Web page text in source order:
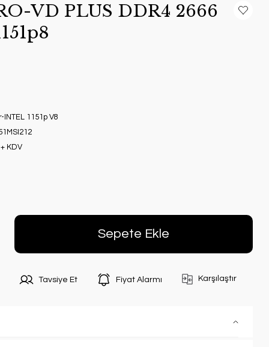
VD PLUS DDR4 2666
1151p V8
KDV
Sepete Ekle
Tavsiye Et Fiyat Alarmı Karşılaştır